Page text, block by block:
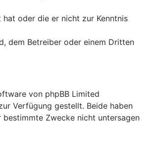
oder die er nicht zur Kenntnis
dem Betreiber oder einem Dritten
von phpBB Limited
Verfügung gestellt. Beide haben
Zwecke nicht untersagen